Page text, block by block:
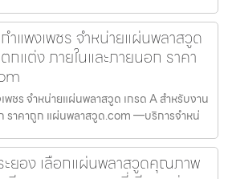
แพงเพชร จำหน่ายแผ่นพลาสวูด
กแต่ง ภายในและภายนอก ราคา
ชร จำหน่ายแผ่นพลาสวูด เกรด A สำหรับงาน
ราคาถูก แผ่นพลาสวูด.com —บริการจำหน่
ะยอง เลือกแผ่นพลาสวูดคุณภาพ